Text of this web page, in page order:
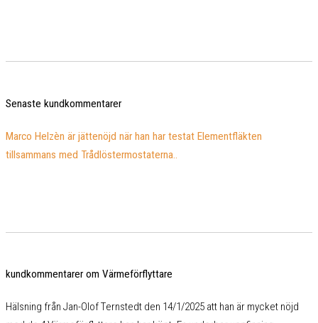
Senaste kundkommentarer
Marco Helzèn är jättenöjd när han har testat Elementfläkten
tillsammans med Trådlöstermostaterna..
kundkommentarer om Värmeförflyttare
Hälsning från Jan-Olof Ternstedt den 14/1/2025 att han är mycket nöjd